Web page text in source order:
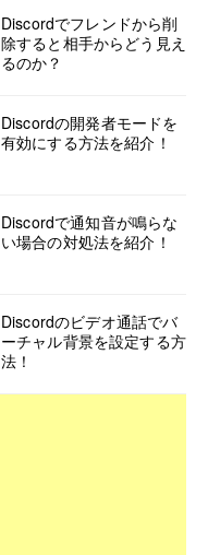
Discordでフレンドから削
除すると相手からどう見え
るのか？
Discordの開発者モードを
有効にする方法を紹介！
Discordで通知音が鳴らな
い場合の対処法を紹介！
Discordのビデオ通話でバ
ーチャル背景を設定する方
法！